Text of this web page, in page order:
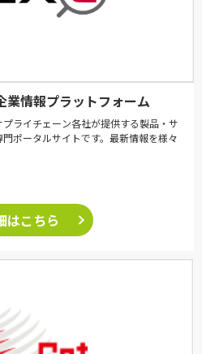
業情報プラットフォーム
ライチェーン各社が提供する製品・サ
ポータルサイトです。最新情報を様々
はこちら